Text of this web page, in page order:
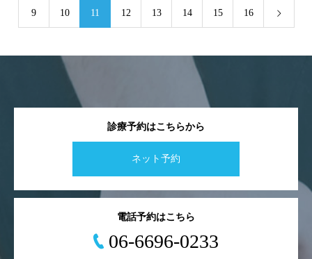
9 10 11 12 13 14 15 16
診療予約はこちらから
ネット予約
電話予約はこちら
06-6696-0233